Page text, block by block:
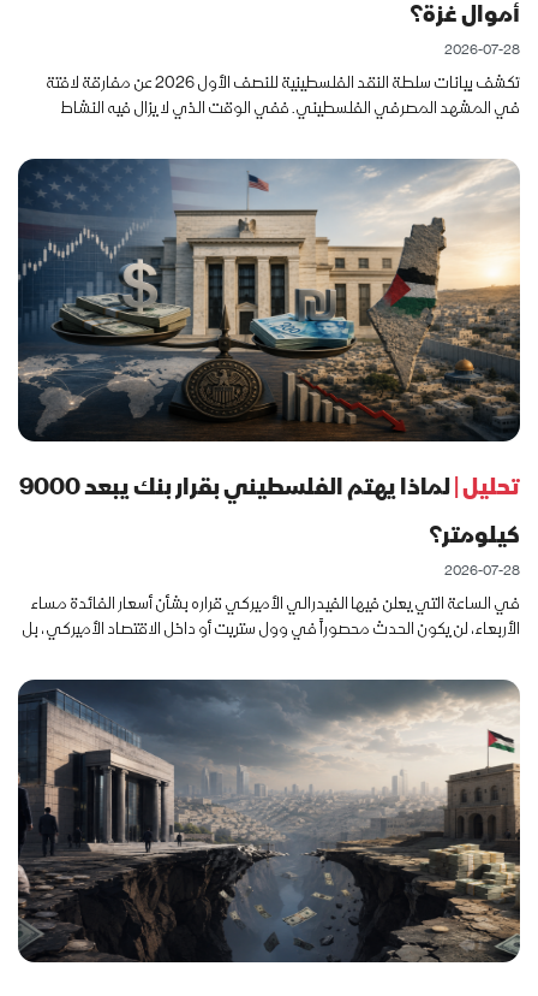
أموال غزة؟
2026-07-28
تكشف بيانات سلطة النقد الفلسطينية للنصف الأول 2026 عن مفارقة لافتة
في المشهد المصرفي الفلسطيني. ففي الوقت الذي لا يزال فيه النشاط
تحليل |
لماذا يهتم الفلسطيني بقرار بنك يبعد 9000
كيلومتر؟
2026-07-28
في الساعة التي يعلن فيها الفيدرالي الأميركي قراره بشأن أسعار الفائدة مساء
الأربعاء، لن يكون الحدث محصوراً في وول ستريت أو داخل الاقتصاد الأميركي، بل